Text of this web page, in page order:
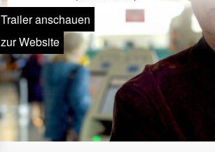
Trailer anschauen
zur Website